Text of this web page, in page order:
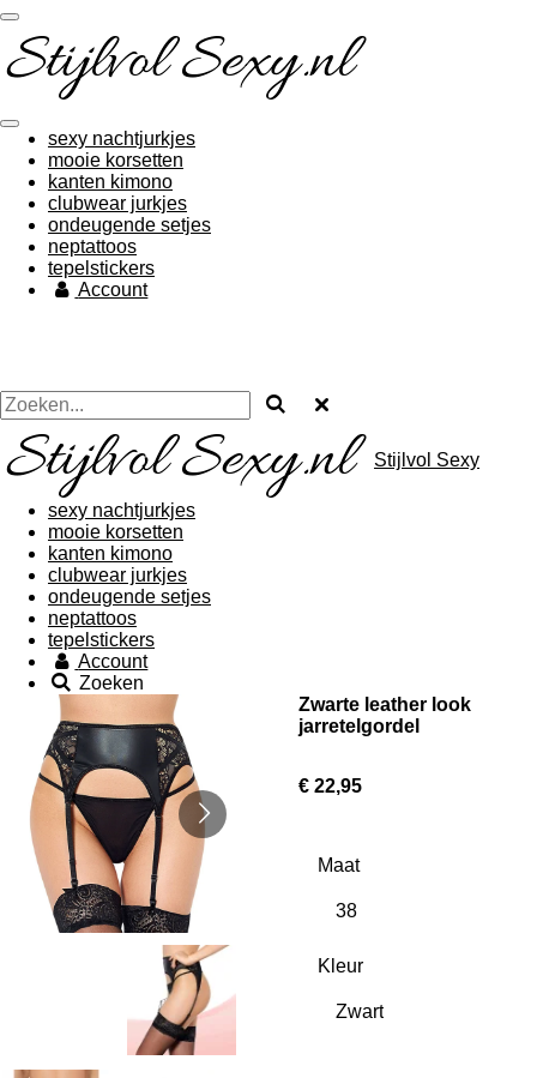
Ga
direct
naar
sexy nachtjurkjes
mooie korsetten
kanten kimono
clubwear jurkjes
ondeugende setjes
neptattoos
tepelstickers
Account
Stijlvol Sexy
sexy nachtjurkjes
mooie korsetten
kanten kimono
clubwear jurkjes
ondeugende setjes
neptattoos
tepelstickers
Account
Zoeken
Zwarte leather look
jarretelgordel
€ 22,95
Maat
Kleur